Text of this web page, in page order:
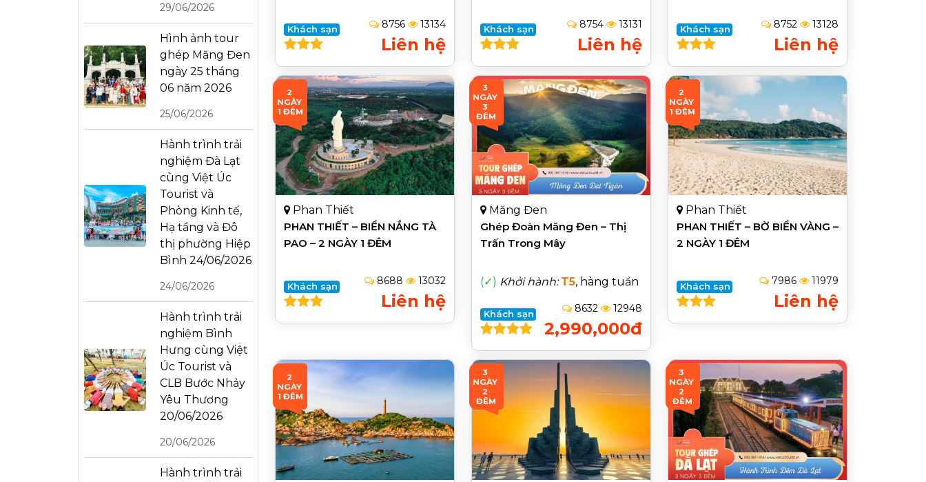
29/06/2026
Hình ảnh tour
ghép Măng Đen
ngày 25 tháng
06 năm 2026
25/06/2026
Hành trình trải
nghiệm Đà Lạt
cùng Việt Úc
Tourist và
Phòng Kinh tế,
Hạ tầng và Đô
thị phường Hiệp
Bình 24/06/2026
24/06/2026
Hành trình trải
nghiệm Bình
Hưng cùng Việt
Úc Tourist và
CLB Bước Nhảy
Yêu Thương
20/06/2026
20/06/2026
Hành trình trải
Khách sạn 8756 13134
Liên hệ
Khách sạn 8754 13131
Liên hệ
Khách sạn 8752 13128
Liên hệ
2
NGÀY
1 ĐÊM
Phan Thiết
PHAN THIẾT – BIỂN NẮNG TÀ
PAO – 2 NGÀY 1 ĐÊM
Khách sạn 8688 13032
Liên hệ
3
NGÀY
3
ĐÊM
Măng Đen
Ghép Đoàn Măng Đen – Thị
Trấn Trong Mây
(✓) Khởi hành: T5, hàng tuần
Khách sạn 8632 12948
2,990,000đ
2
NGÀY
1 ĐÊM
Phan Thiết
PHAN THIẾT – BỜ BIỂN VÀNG –
2 NGÀY 1 ĐÊM
Khách sạn 7986 11979
Liên hệ
2
NGÀY
1 ĐÊM
3
NGÀY
2
ĐÊM
3
NGÀY
2
ĐÊM